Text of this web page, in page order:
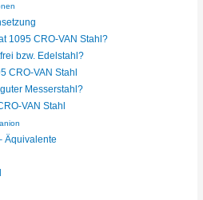
1095 CRO-VAN Stahl?
bzw. Edelstahl?
CRO-VAN Stahl
Messerstahl?
VAN Stahl
Äquivalente